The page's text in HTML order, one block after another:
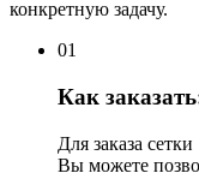
конкретную задачу.
01
Как
Для заказа сетки
Вы можете